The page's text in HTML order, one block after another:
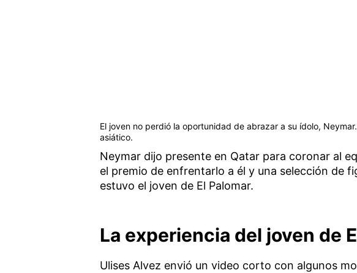
El joven no perdió la oportunidad de abrazar a su ídolo,
asiático.
Neymar dijo presente en Qatar para coronar al
el premio de enfrentarlo a él y una selección de
estuvo el joven de El Palomar.
La experiencia del joven de
Ulises Alvez envió un video corto con algunos